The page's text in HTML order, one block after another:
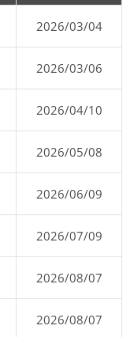
2026/03/04
2026/03/06
2026/04/10
2026/05/08
2026/06/09
2026/07/09
2026/08/07
2026/08/07